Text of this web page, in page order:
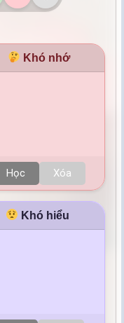
Khó nhớ
Học Xóa
Khó hiểu